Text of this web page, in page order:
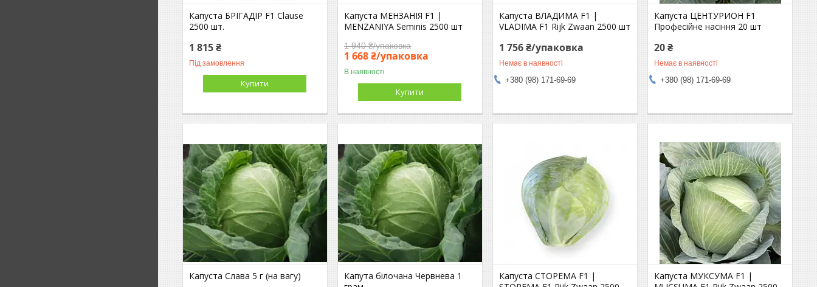
Капуста БРІГАДІР F1 Clause
2500 шт.
1 815 ₴
Під замовлення
Купити
Капуста МЕНЗАНІЯ F1 |
MENZANIYA Seminis 2500 шт
1 940 ₴/упаковка
1 668 ₴/упаковка
В наявності
Купити
Капуста ВЛАДИМА F1 |
VLADIMA F1 Rijk Zwaan 2500 шт
1 756 ₴/упаковка
Немає в наявності
+380 (98) 171-69-69
Капуста ЦЕНТУРИОН F1
Професійне насіння 20 шт
20 ₴
Немає в наявності
+380 (98) 171-69-69
Капуста Слава 5 г (на вагу)
Капута білочана Червнева 1
Капуста СТОРЕМА F1 |
Капуста МУКСУМА F1 |